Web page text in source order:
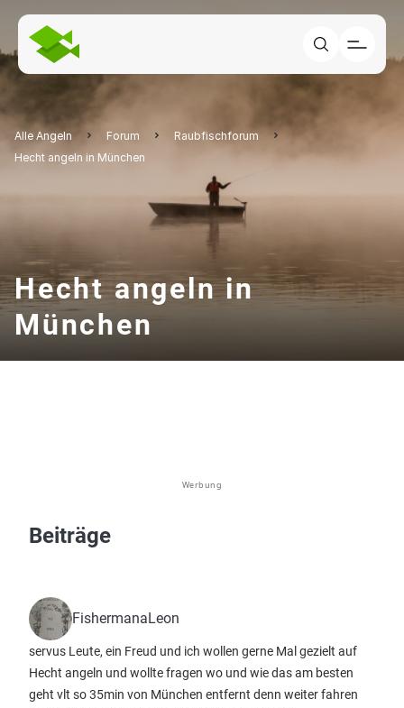
Alle Angeln Forum
Raubfischforum
Hecht angeln in München
Hecht angeln in
München
Werbung
Beiträge
FishermanaLeon
servus Leute, ein Freud und ich wollen gerne Mal gezielt auf
Hecht angeln und wollte fragen wo und wie das am besten
geht vlt so 35min von München entfernt denn weiter fahren